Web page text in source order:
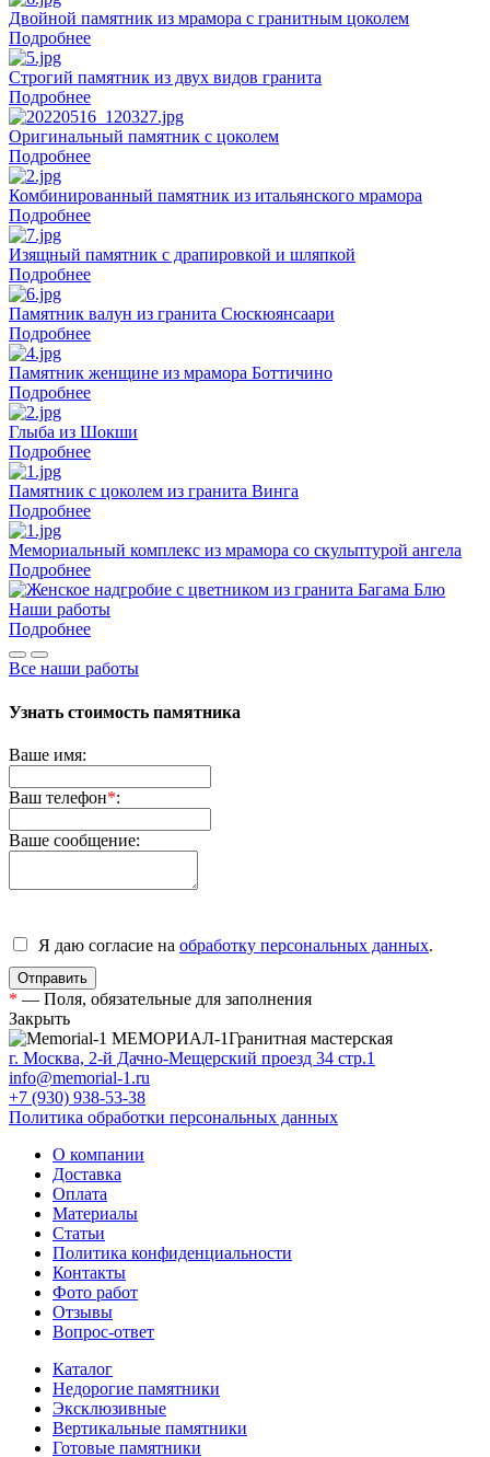
Двойной памятник из мрамора с гранитным цоколем
Подробнее
Строгий памятник из двух видов гранита
Подробнее
Оригинальный памятник с цоколем
Подробнее
Комбинированный памятник из итальянского мрамора
Подробнее
Изящный памятник с драпировкой и шляпкой
Подробнее
Памятник валун из гранита Сюскюянсаари
Подробнее
Памятник женщине из мрамора Боттичино
Подробнее
Глыба из Шокши
Подробнее
Памятник с цоколем из гранита Винга
Подробнее
Мемориальный комплекс из мрамора со скульптурой ангела
Подробнее
Наши работы
Подробнее
Все наши работы
Узнать стоимость памятника
Ваше имя:
Ваш телефон*:
Ваше сообщение:
Я даю согласие на обработку персональных данных.
* — Поля, обязательные для заполнения
Закрыть
МЕМОРИАЛ-1Гранитная мастерская
г. Москва, 2-й Дачно-Мещерский проезд 34 стр.1
info@memorial-1.ru
+7 (930) 938-53-38
Политика обработки персональных данных
О компании
Доставка
Оплата
Материалы
Статьи
Политика конфиденциальности
Контакты
Фото работ
Отзывы
Вопрос-ответ
Каталог
Недорогие памятники
Эксклюзивные
Вертикальные памятники
Готовые памятники